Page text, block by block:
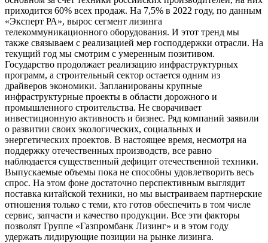
приходится 60% всех продаж. На 7,5% в 2022 году, по данным
«Эксперт РА», вырос сегмент лизинга
телекоммуникационного оборудования. И этот тренд мы
также связываем с реализацией мер господдержки отрасли. На
текущий год мы смотрим с умеренным позитивом.
Государство продолжает реализацию инфраструктурных
программ, а строительный сектор остается одним из
драйверов экономики. Запланированы крупные
инфраструктурные проекты в области дорожного и
промышленного строительства. Не сворачивает
инвестиционную активность и бизнес. Ряд компаний заявили
о развитии своих экологических, социальных и
энергетических проектов. В настоящее время, несмотря на
поддержку отечественных производств, все равно
наблюдается существенный дефицит отечественной техники.
Выпускаемые объемы пока не способны удовлетворить весь
спрос. На этом фоне достаточно перспективным выглядит
поставка китайской техники, но мы выстраиваем партнерские
отношения только с теми, кто готов обеспечить в том числе
сервис, запчасти и качество продукции. Все эти факторы
позволят Группе «Газпромбанк Лизинг» и в этом году
удержать лидирующие позиции на рынке лизинга.